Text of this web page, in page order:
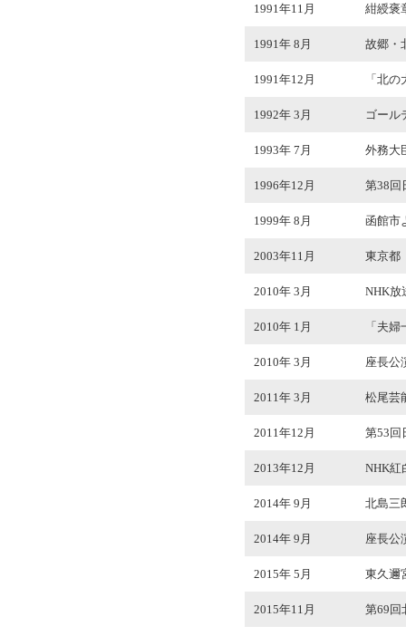
1991年11月 紺綬褒
1991年 8月 故郷・
1991年12月 「北
1992年 3月 ゴール
1993年 7月 外務大
1996年12月 第38回
1999年 8月 函館市
2003年11月 東京都
2010年 3月 NHK放
2010年 1月 「夫
2010年 3月 座長公
2011年 3月 松尾芸
2011年12月 第53回
2013年12月 NHK紅
2014年 9月 北島三
2014年 9月 座長公
2015年 5月 東久邇
2015年11月 第69回